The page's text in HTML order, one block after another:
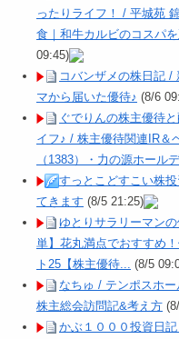
ったりライフ！ / 平城苑
食｜和牛カルビのコスパを
09:45)
コバンザメの株日記 /
マから届いた優待♪ (8/6
ぐでりんの株主優待
イフ♪ / 株主優待関連IR＆
（1383）・力の源ホールデ
すっとこどすこい株
てきます (8/5 21:25)
ゆとりサラリーマン
単】花丸満点でおすすめ
ト25【株主優待...
(8/5
なちゅ / テンポスホ
株主総会訪問記&考え方
かぶ１０００投資日